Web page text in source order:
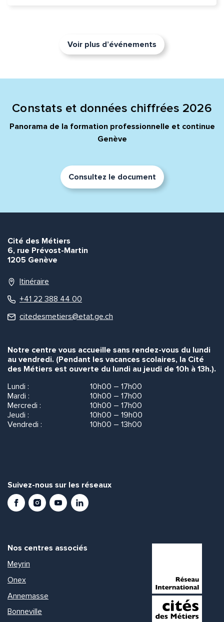
Voir plus d’événements
Constats et données chiffrées 2026
Panorama de la formation professionnelle et continue
Genève
Consultez le document
Cité des Métiers
6, rue Prévost-Martin
1205 Genève
Itinéraire
+41 22 388 44 00
citedesmetiers@etat.ge.ch
Notre centre vous accueille sans rendez-vous du lundi
au vendredi. (Pendant les vacances scolaires, la Cité
des Métiers est ouverte du lundi au jeudi de 10h à 13h.).
Lundi :
10h00 – 17h00
Mardi :
10h00 – 17h00
Mercredi :
10h00 – 17h00
Jeudi :
10h00 – 19h00
Vendredi :
10h00 – 13h00
Suivez-nous sur les réseaux
FacebookInstagramYoutubeLinkedIn
Nos centres associés
Meyrin
Onex
Annemasse
Bonneville